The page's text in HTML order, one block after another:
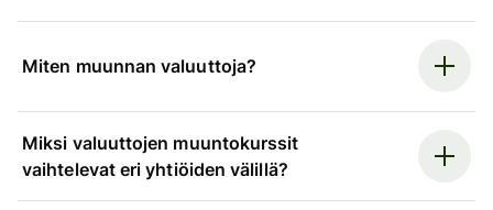
Miten muunnan valuuttoja?
Miksi valuuttojen muuntokurssit
vaihtelevat eri yhtiöiden välillä?